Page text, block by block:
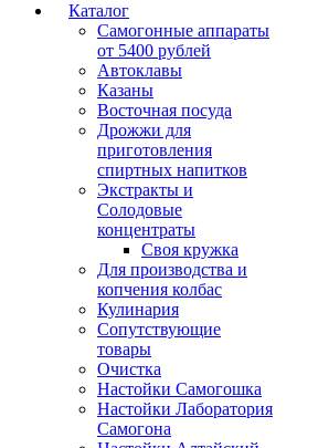
Каталог
Самогонные аппараты
от 5400 рублей
Автоклавы
Казаны
Восточная посуда
Дрожжи для
приготовления
спиртных напитков
Экстракты и
Солодовые
концентраты
Своя кружка
Для производства и
копчения колбас
Кулинария
Сопутствующие
товары
Очистка
Настойки Самогошка
Настойки Лаборатория
Самогона